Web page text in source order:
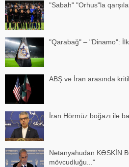
"Sabah" "Orhus"la
"Qarabağ" – "Dinamo":
ABŞ və İran arasında
İran Hörmüz boğazı ilə
Netanyahudan KƏSKİN
mövcudluğu..."